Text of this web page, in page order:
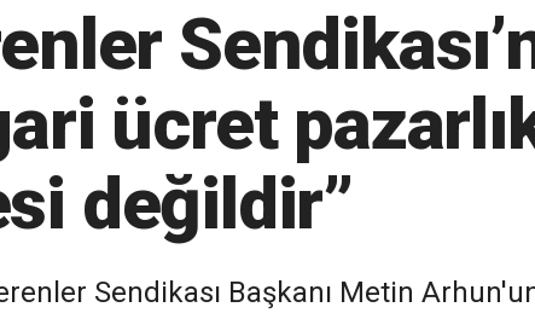
ücret
değildir”
Sendikası Başkanı Metin